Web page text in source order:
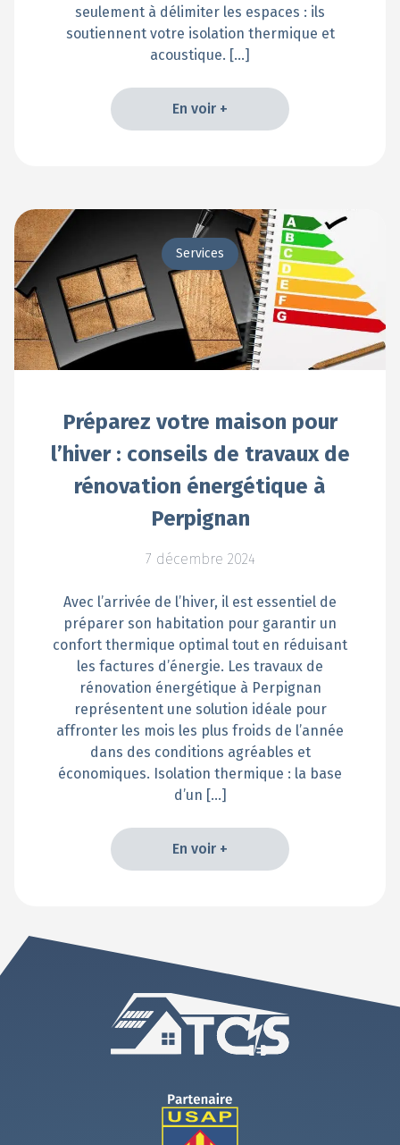
seulement à délimiter les espaces : ils
soutiennent votre isolation thermique et
acoustique. […]
En voir +
Services
Préparez votre maison pour
l’hiver : conseils de travaux de
rénovation énergétique à
Perpignan
7 décembre 2024
Avec l’arrivée de l’hiver, il est essentiel de
préparer son habitation pour garantir un
confort thermique optimal tout en réduisant
les factures d’énergie. Les travaux de
rénovation énergétique à Perpignan
représentent une solution idéale pour
affronter les mois les plus froids de l’année
dans des conditions agréables et
économiques. Isolation thermique : la base
d’un […]
En voir +